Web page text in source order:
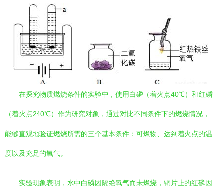
在探究物质燃烧条件的实验中，使用白磷（着火点40℃）和红磷
（着火点240℃）作为研究对象，通过对比不同条件下的燃烧情况，
能够直观地验证燃烧所需的三个基本条件：可燃物、达到着火点的温
度以及充足的氧气。
实验现象表明，水中白磷因隔绝氧气而未燃烧，铜片上的红磷因